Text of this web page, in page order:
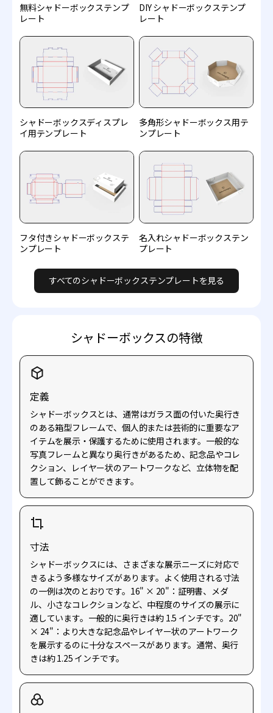
無料シャドーボックステンプ
レート
DIY シャドーボックステンプ
レート
シャドーボックスディスプレ
イ用テンプレート
多角形シャドーボックス用テ
ンプレート
フタ付きシャドーボックステ
ンプレート
名入れシャドーボックステン
プレート
すべてのシャドーボックステンプレートを見る
シャドーボックスの特徴
定義
シャドーボックスとは、通常はガラス面の付いた奥行き
のある箱型フレームで、個人的または芸術的に重要なア
イテムを展示・保護するために使用されます。一般的な
写真フレームと異なり奥行きがあるため、記念品やコレ
クション、レイヤー状のアートワークなど、立体物を配
置して飾ることができます。
寸法
シャドーボックスには、さまざまな展示ニーズに対応で
きるよう多様なサイズがあります。よく使用される寸法
の一例は次のとおりです。16" × 20"：証明書、メダ
ル、小さなコレクションなど、中程度のサイズの展示に
適しています。一般的に奥行きは約 1.5 インチです。20"
× 24"：より大きな記念品やレイヤー状のアートワーク
を展示するのに十分なスペースがあります。通常、奥行
きは約 1.25 インチです。